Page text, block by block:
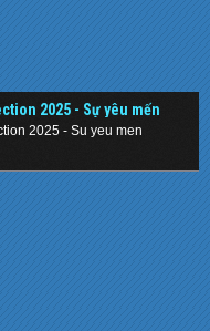
2025 - Sự yêu mến
2025 - Su yeu men